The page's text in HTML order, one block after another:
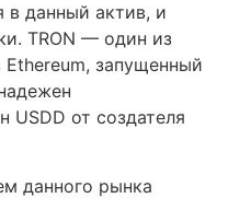
в данный актив, и
TRON — один из
запущенный
USDD от создателя
данного рынка